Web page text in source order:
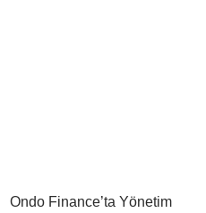
Ondo Finance’ta Yönetim